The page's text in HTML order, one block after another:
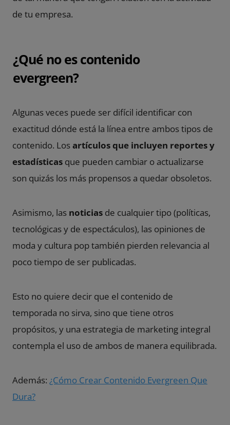
de tu empresa.
¿Qué no es contenido
evergreen?
Algunas veces puede ser difícil identificar con
exactitud dónde está la línea entre ambos tipos de
contenido. Losartículos que incluyen reportes y
estadísticas que pueden cambiar o actualizarse
son quizás los más propensos a quedar obsoletos.
Asimismo, las noticias de cualquier tipo (políticas,
tecnológicas y de espectáculos), las opiniones de
moda y cultura pop también pierden relevancia al
poco tiempo de ser publicadas.
Esto no quiere decir que el contenido de
temporada no sirva, sino que tiene otros
propósitos, y una estrategia de marketing integral
contempla el uso de ambos de manera equilibrada.
Además: ¿Cómo Crear Contenido Evergreen Que
Dura?